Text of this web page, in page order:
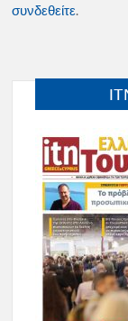
συνδεθείτε.